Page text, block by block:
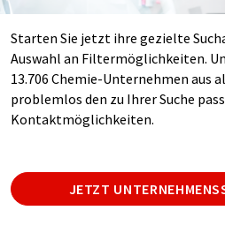
Starten Sie jetzt ihre gezielte
Auswahl an Filtermöglichkeiten.
13.706 Chemie-Unternehmen aus
problemlos den zu Ihrer Suche
Kontaktmöglichkeiten.
JETZT